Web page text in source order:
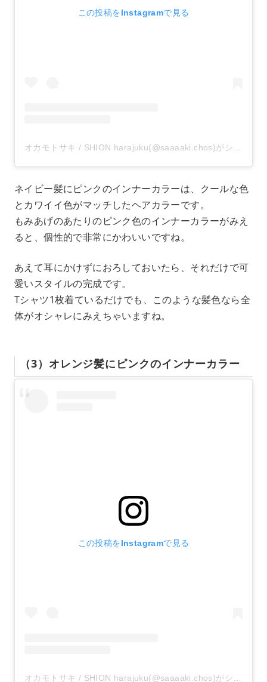
この投稿をInstagramで見る
オカモトサキ / SHION harajuku(@saaaaki.chos)がシェアした投稿
ネイビー髪にピンクのインナーカラーは、クールな色
とカワイイ色がマッチしたヘアカラーです。
もみあげのあたりのピンク色のインナーカラーがみえ
ると、個性的で非常にかわいいですね。
あえて耳にかけずにおろしておいたら、それだけで可
愛いスタイルの完成です。
Tシャツ1枚着ているだけでも、このような髪色なら全
体がオシャレにみえちゃいますね。
（3）オレンジ髪にピンクのインナーカラー
この投稿をInstagramで見る